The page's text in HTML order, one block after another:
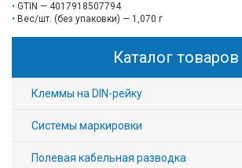
GTIN — 4017918507794
Вес/шт. (без упаковки) — 1,070 г
Каталог товаров
Клеммы на DIN-рейку
Системы маркировки
Полевая кабельная разводка